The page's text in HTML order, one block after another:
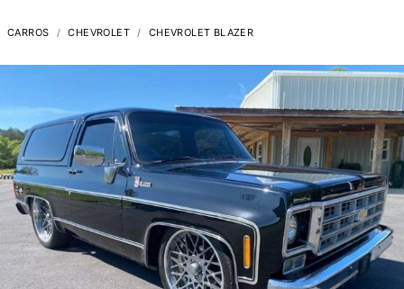
CARROS CHEVROLET CHEVROLET BLAZER